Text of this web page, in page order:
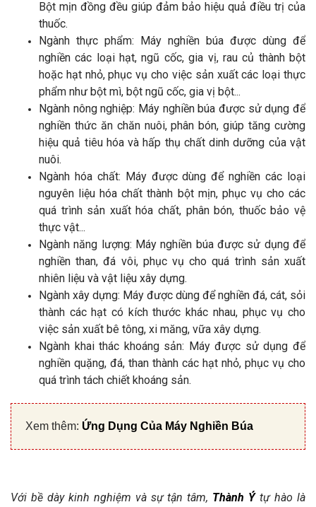
Bột mịn đồng đều giúp đảm bảo hiệu quả điều trị của
thuốc.
Ngành thực phẩm: Máy nghiền búa được dùng để
nghiền các loại hạt, ngũ cốc, gia vị, rau củ thành bột
hoặc hạt nhỏ, phục vụ cho việc sản xuất các loại thực
phẩm như bột mì, bột ngũ cốc, gia vị bột...
Ngành nông nghiệp: Máy nghiền búa được sử dụng để
nghiền thức ăn chăn nuôi, phân bón, giúp tăng cường
hiệu quả tiêu hóa và hấp thụ chất dinh dưỡng của vật
nuôi.
Ngành hóa chất: Máy được dùng để nghiền các loại
nguyên liệu hóa chất thành bột mịn, phục vụ cho các
quá trình sản xuất hóa chất, phân bón, thuốc bảo vệ
thực vật...
Ngành năng lượng: Máy nghiền búa được sử dụng để
nghiền than, đá vôi, phục vụ cho quá trình sản xuất
nhiên liệu và vật liệu xây dựng.
Ngành xây dựng: Máy được dùng để nghiền đá, cát, sỏi
thành các hạt có kích thước khác nhau, phục vụ cho
việc sản xuất bê tông, xi măng, vữa xây dựng.
Ngành khai thác khoáng sản: Máy được sử dụng để
nghiền quặng, đá, than thành các hạt nhỏ, phục vụ cho
quá trình tách chiết khoáng sản.
Xem thêm: Ứng Dụng Của Máy Nghiền Búa
Với bề dày kinh nghiệm và sự tận tâm, Thành Ýtự hào là